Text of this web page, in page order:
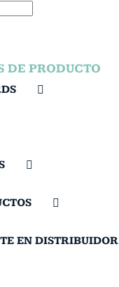
DE PRODUCTO
EN DISTRIBUIDOR